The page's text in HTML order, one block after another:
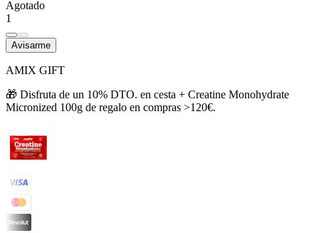
Agotado
1
Avisarme
AMIX GIFT
🎁 Disfruta de un 10% DTO. en cesta + Creatine Monohydrate
Micronized 100g de regalo en compras >120€.